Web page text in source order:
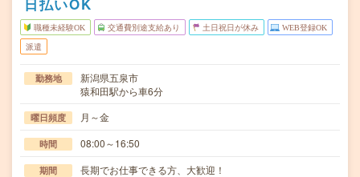
日払いOK
職種未経験OK 交通費別途支給あり 土日祝日が休み WEB登録OK
派遣
勤務地
新潟県五泉市
猿和田駅から車6分
曜日頻度 月～金
時間 08:00～16:50
期間 長期でお仕事できる方、大歓迎！